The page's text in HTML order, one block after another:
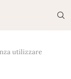
utilizzare